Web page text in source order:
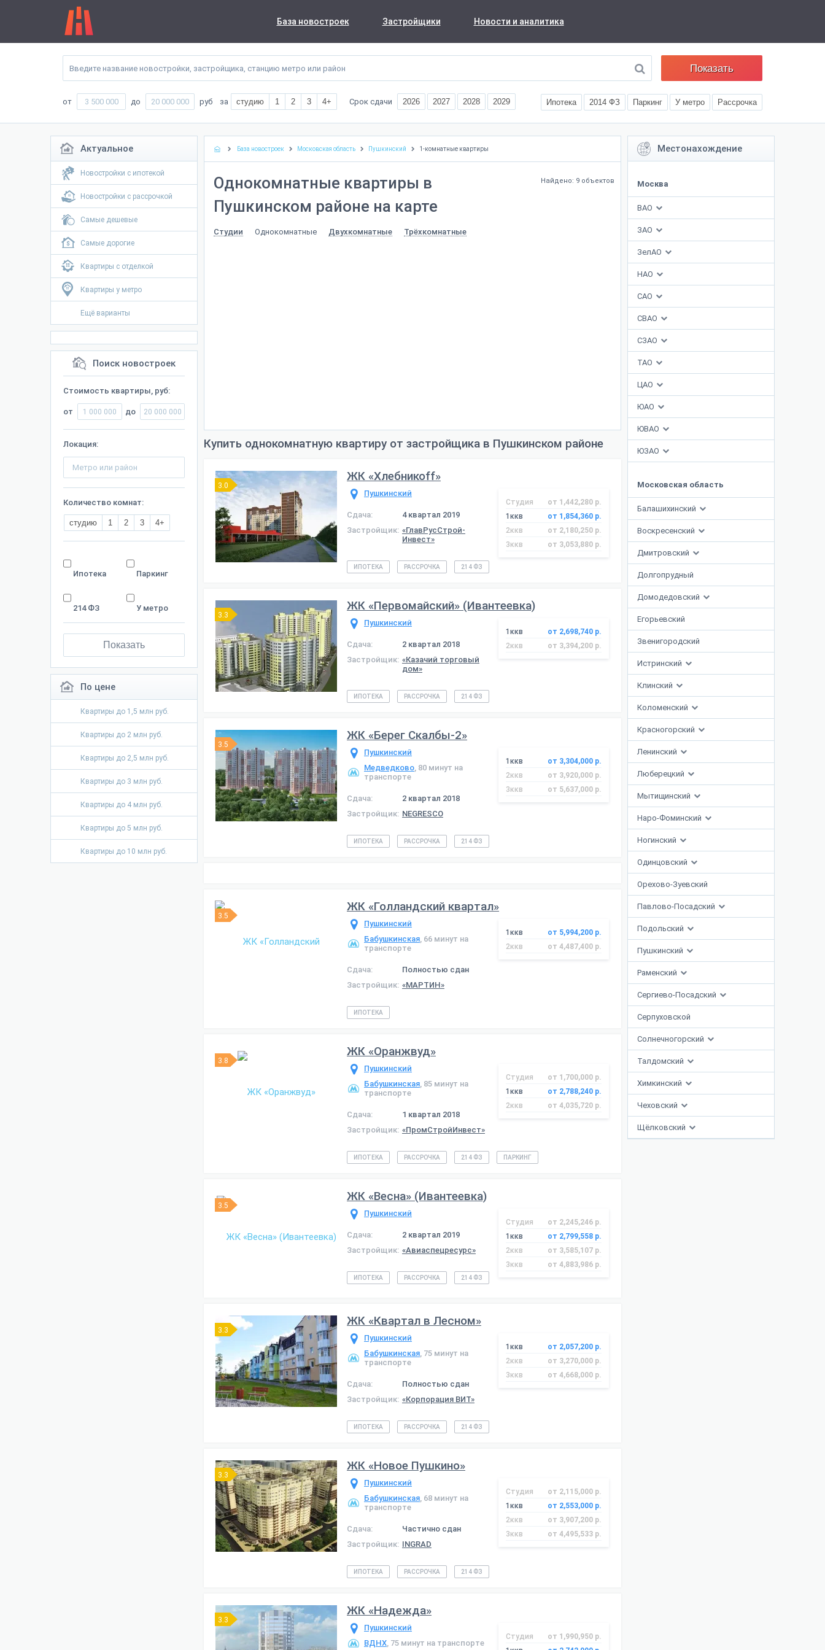
База новостроек Застройщики Новости и аналитика
Показать
от до руб за студию 1 2 3 4+ Срок сдачи 2026 2027 2028 2029 Ипотека 2014 ФЗ Паркинг У метро Рассрочка
Актуальное
Новостройки с ипотекой
Новостройки с рассрочкой
Самые дешевые
Самые дорогие
Квартиры с отделкой
Квартиры у метро
Ещё варианты
Поиск новостроек
Стоимость квартиры, руб:
от до
Локация:
Количество комнат:
студию 1 2 3 4+
Ипотека Паркинг
214 ФЗ У метро
Показать
По цене
Квартиры до 1,5 млн руб.
Квартиры до 2 млн руб.
Квартиры до 2,5 млн руб.
Квартиры до 3 млн руб.
Квартиры до 4 млн руб.
Квартиры до 5 млн руб.
Квартиры до 10 млн руб.
Местонахождение
Москва
ВАО
ЗАО
ЗелАО
НАО
САО
СВАО
СЗАО
ТАО
ЦАО
ЮАО
ЮВАО
ЮЗАО
Московская область
Балашихинский
Воскресенский
Дмитровский
Долгопрудный
Домодедовский
Егорьевский
Звенигородский
Истринский
Клинский
Коломенский
Красногорский
Ленинский
Люберецкий
Мытищинский
Наро-Фоминский
Ногинский
Одинцовский
Орехово-Зуевский
Павлово-Посадский
Подольский
Пушкинский
Раменский
Сергиево-Посадский
Серпуховской
Солнечногорский
Талдомский
Химкинский
Чеховский
Щёлковский
База новостроек Московская область Пушкинский 1-комнатные квартиры
Найдено: 9 объектов
Однокомнатные квартиры в
Пушкинском районе на карте
Студии Однокомнатные Двухкомнатные Трёхкомнатные
Купить однокомнатную квартиру от застройщика в Пушкинском районе
3.0
ЖК «Хлебникоff»
Пушкинский
Сдача:
4 квартал 2019
Застройщик: «ГлавРусСтрой-
Инвест»
Студия
от 1,442,280 р.
1ккв
от 1,854,360 р.
2ккв
от 2,180,250 р.
3ккв
от 3,053,880 р.
ИПОТЕКА РАССРОЧКА 214 ФЗ
3.3
ЖК «Первомайский» (Ивантеевка)
Пушкинский
Сдача:
2 квартал 2018
Застройщик: «Казачий торговый
дом»
1ккв
от 2,698,740 р.
2ккв
от 3,394,200 р.
ИПОТЕКА РАССРОЧКА 214 ФЗ
3.5
ЖК «Берег Скалбы-2»
Пушкинский
Медведково, 80 минут на
транспорте
Сдача:
2 квартал 2018
Застройщик: NEGRESCO
1ккв
от 3,304,000 р.
2ккв
от 3,920,000 р.
3ккв
от 5,637,000 р.
ИПОТЕКА РАССРОЧКА 214 ФЗ
3.5
ЖК «Голландский квартал»
Пушкинский
Бабушкинская, 66 минут на
транспорте
Сдача:
Полностью сдан
Застройщик: «МАРТИН»
1ккв
от 5,994,200 р.
2ккв
от 4,487,400 р.
ИПОТЕКА
3.8
ЖК «Оранжвуд»
Пушкинский
Бабушкинская, 85 минут на
транспорте
Сдача:
1 квартал 2018
Застройщик: «ПромСтройИнвест»
Студия
от 1,700,000 р.
1ккв
от 2,788,240 р.
2ккв
от 4,035,720 р.
ИПОТЕКА РАССРОЧКА 214 ФЗ ПАРКИНГ
3.5
ЖК «Весна» (Ивантеевка)
Пушкинский
Сдача:
2 квартал 2019
Застройщик: «Авиаспецресурс»
Студия
от 2,245,246 р.
1ккв
от 2,799,558 р.
2ккв
от 3,585,107 р.
3ккв
от 4,883,986 р.
ИПОТЕКА РАССРОЧКА 214 ФЗ
3.3
ЖК «Квартал в Лесном»
Пушкинский
Бабушкинская, 75 минут на
транспорте
Сдача:
Полностью сдан
Застройщик: «Корпорация ВИТ»
1ккв
от 2,057,200 р.
2ккв
от 3,270,000 р.
3ккв
от 4,668,000 р.
ИПОТЕКА РАССРОЧКА 214 ФЗ
3.3
ЖК «Новое Пушкино»
Пушкинский
Бабушкинская, 68 минут на
транспорте
Сдача:
Частично сдан
Застройщик: INGRAD
Студия
от 2,115,000 р.
1ккв
от 2,553,000 р.
2ккв
от 3,907,200 р.
3ккв
от 4,495,533 р.
ИПОТЕКА РАССРОЧКА 214 ФЗ
3.3
ЖК «Надежда»
Пушкинский
ВДНХ, 75 минут на транспорте
Студия
от 1,990,950 р.